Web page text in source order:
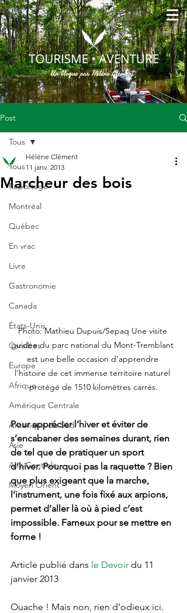
Post
Tous
Reportage
Montréal
Québec
En vrac
Livre
Gastronomie
Canada
États-Unis
Caraïbes
Europe
Afrique
Amérique Centrale
Amérique du Sud
Asie
Asie Centrale
Moyen Orient
Tous
Marcheur des bois
Hélène Clément
11 janv. 2013
Photo: Mathieu Dupuis/Sepaq Une visite
guidée du parc national du Mont-Tremblant
est une belle occasion d’apprendre
l’histoire de cet immense territoire naturel
protégé de 1510 kilomètres carrés.
Pour apprécier l’hiver et éviter de
s’encabaner des semaines durant, rien
de tel que de pratiquer un sport
d’hiver. Pourquoi pas la raquette ? Bien
que plus exigeant que la marche,
l’instrument, une fois fixé aux arpions,
permet d’aller là où à pied c’est
impossible. Fameux pour se mettre en
forme !
Article publié dans le Devoir du 11
janvier 2013
Ouache ! Mais non, rien d’odieux ici.